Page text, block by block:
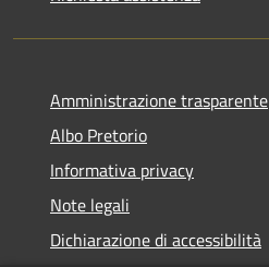
Amministrazione trasparente
Albo Pretorio
Informativa privacy
Note legali
Dichiarazione di accessibilità